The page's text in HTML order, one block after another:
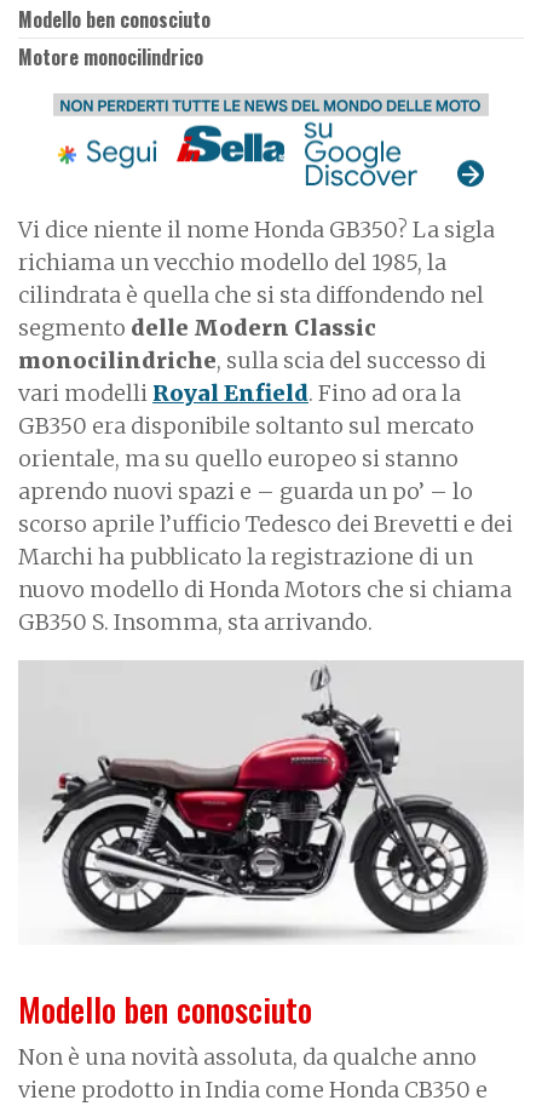
Vi dice niente il nome Honda GB350? La sigla
richiama un vecchio modello del 1985, la
cilindrata è quella che si sta diffondendo nel
segmento delle Modern Classic
monocilindriche, sulla scia del successo di
vari modelli Royal Enfield. Fino ad ora la
GB350 era disponibile soltanto sul mercato
orientale, ma su quello europeo si stanno
aprendo nuovi spazi e – guarda un po’ – lo
scorso aprile l’ufficio Tedesco dei Brevetti e dei
Marchi ha pubblicato la registrazione di un
nuovo modello di Honda Motors che si chiama
GB350 S. Insomma, sta arrivando.
Modello ben conosciuto
Non è una novità assoluta, da qualche anno
viene prodotto in India come Honda CB350 e
Modello ben conosciuto
Motore monocilindrico